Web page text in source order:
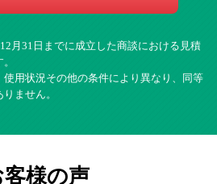
月31日までに成立した商談における見積
用状況その他の条件により異なり、同等
ません。
客様の声